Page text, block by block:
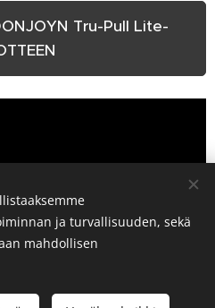
Tru-Pull Lite-
ja turvallisuuden, sekä
mahdollisen